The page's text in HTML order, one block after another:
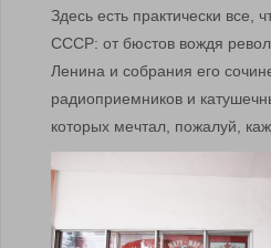
Здесь есть практически все,
СССР: от бюстов вождя
Ленина и собрания его
радиоприемников и
которых мечтал, пожалуй,